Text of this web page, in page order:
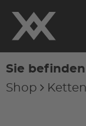
Sie
Shop
Ketten